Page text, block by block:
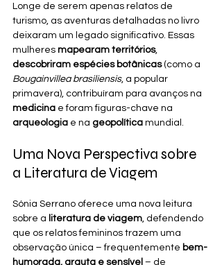
Longe de serem apenas relatos de
turismo, as aventuras detalhadas no livro
deixaram um legado significativo. Essas
mulheres mapearam territórios,
descobriram espécies botânicas (como a
Bougainvillea brasiliensis, a popular
primavera), contribuíram para avanços na
medicina e foram figuras-chave na
arqueologia e na geopolítica mundial.
Uma Nova Perspectiva sobre
a Literatura de Viagem
Sónia Serrano oferece uma nova leitura
sobre a literatura de viagem, defendendo
que os relatos femininos trazem uma
observação única – frequentemente bem-
humorada, arguta e sensível – de